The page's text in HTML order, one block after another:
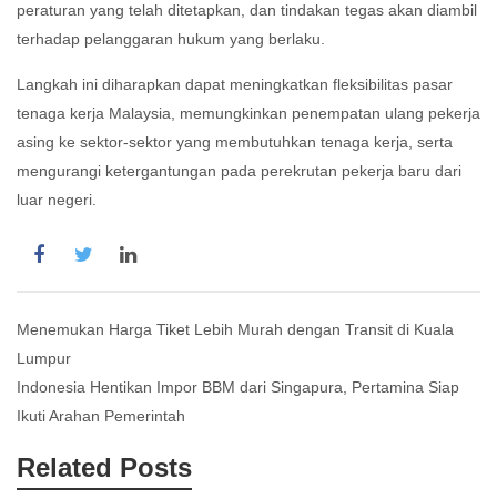
peraturan yang telah ditetapkan, dan tindakan tegas akan diambil
terhadap pelanggaran hukum yang berlaku.
Langkah ini diharapkan dapat meningkatkan fleksibilitas pasar
tenaga kerja Malaysia, memungkinkan penempatan ulang pekerja
asing ke sektor-sektor yang membutuhkan tenaga kerja, serta
mengurangi ketergantungan pada perekrutan pekerja baru dari
luar negeri.
Post
navigation
Menemukan Harga Tiket Lebih Murah dengan Transit di Kuala
Lumpur
Indonesia Hentikan Impor BBM dari Singapura, Pertamina Siap
Ikuti Arahan Pemerintah
Related Posts